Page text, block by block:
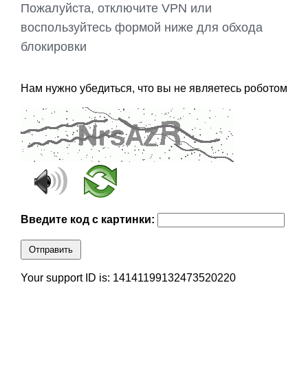
Пожалуйста, отключите VPN или
воспользуйтесь формой ниже для обхода
блокировки
Нам нужно убедиться, что вы не являетесь роботом
Введите код с картинки:
Отправить
Your support ID is: 14141199132473520220